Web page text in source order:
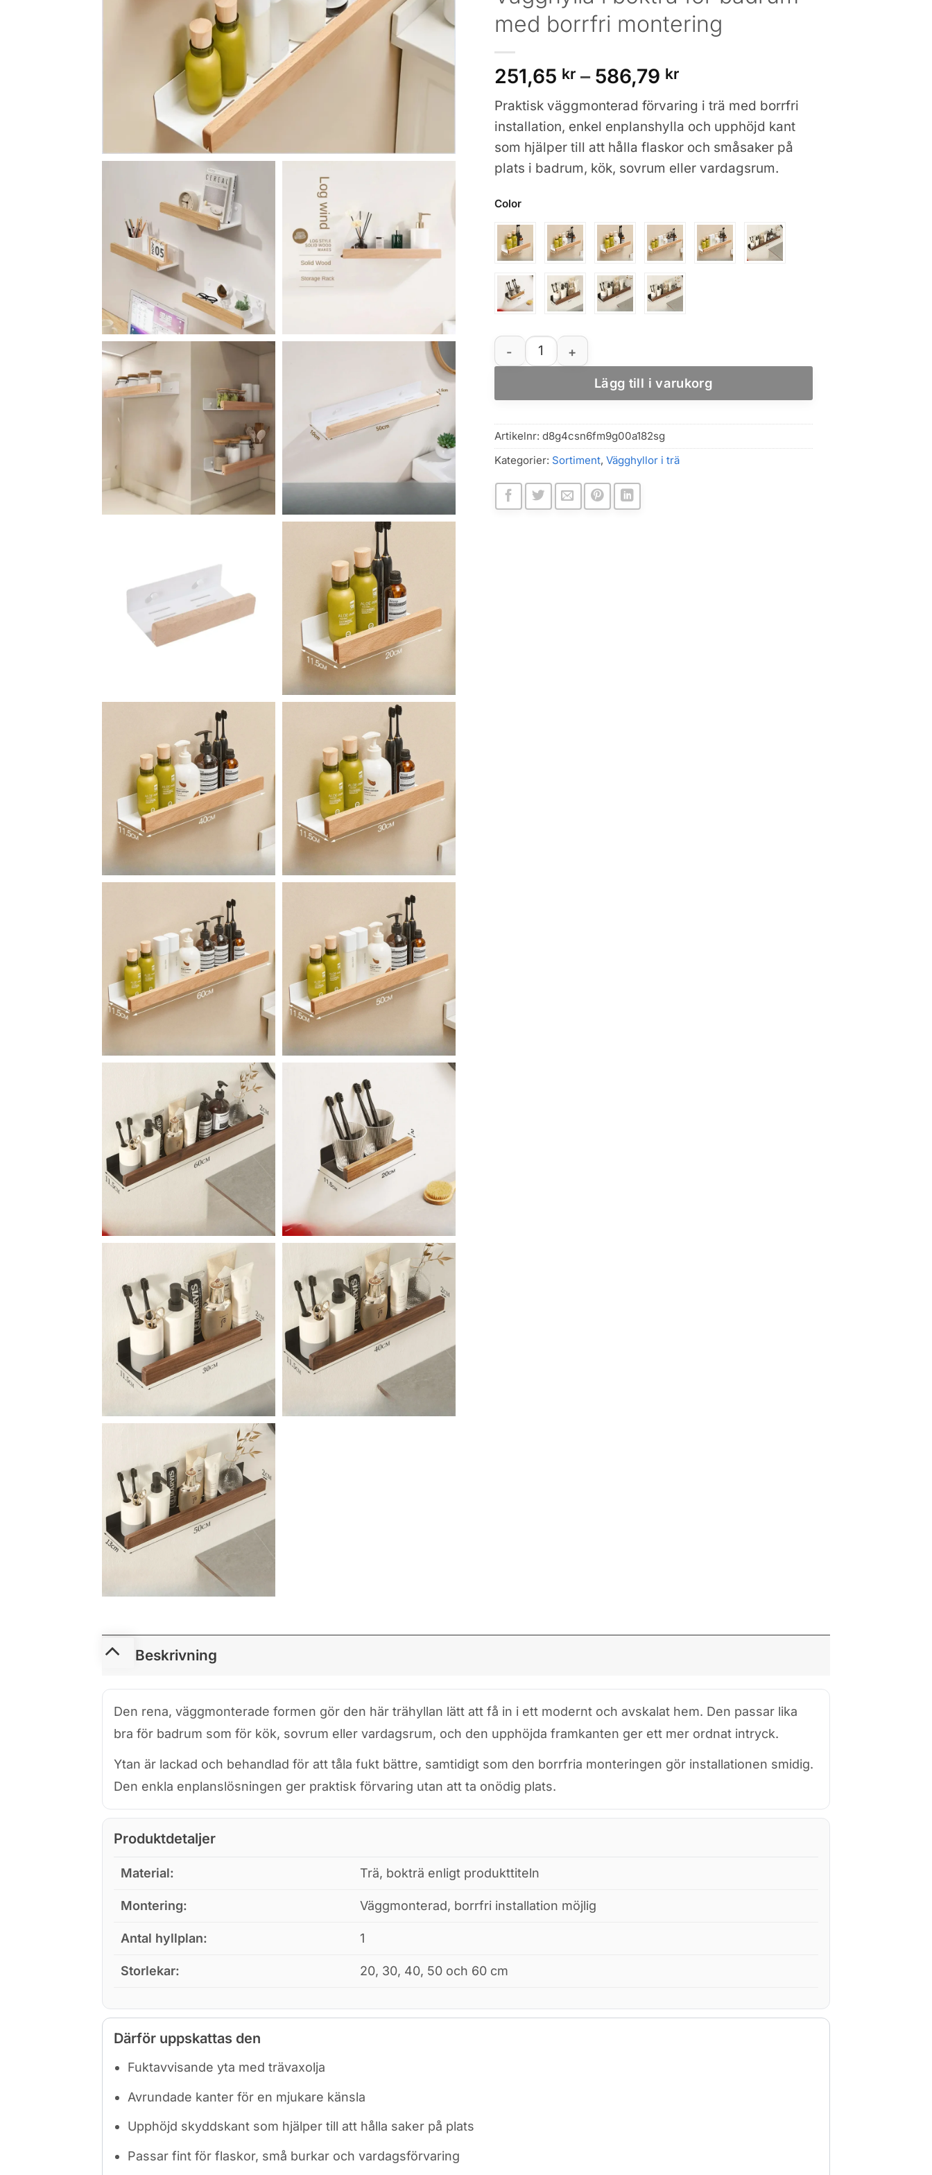
med borrfri montering
251,65 kr – 586,79 krPrisintervall:
251,65 kr
till
586,79 kr
Praktisk väggmonterad förvaring i trä med borrfri
installation, enkel enplanshylla och upphöjd kant
som hjälper till att hålla flaskor och småsaker på
plats i badrum, kök, sovrum eller vardagsrum.
Color
Vägghylla i bokträ för badrum med borrfri montering mängd
Lägg till i varukorg
Artikelnr: d8g4csn6fm9g00a182sg
Kategorier: Sortiment, Vägghyllor i trä
Beskrivning
Den rena, väggmonterade formen gör den här trähyllan lätt att få in i ett modernt och avskalat hem. Den passar lika
bra för badrum som för kök, sovrum eller vardagsrum, och den upphöjda framkanten ger ett mer ordnat intryck.
Ytan är lackad och behandlad för att tåla fukt bättre, samtidigt som den borrfria monteringen gör installationen smidig.
Den enkla enplanslösningen ger praktisk förvaring utan att ta onödig plats.
Produktdetaljer
Material: Trä, bokträ enligt produkttiteln
Montering: Väggmonterad, borrfri installation möjlig
Antal hyllplan: 1
Storlekar: 20, 30, 40, 50 och 60 cm
Därför uppskattas den
Fuktavvisande yta med trävaxolja
Avrundade kanter för en mjukare känsla
Upphöjd skyddskant som hjälper till att hålla saker på plats
Passar fint för flaskor, små burkar och vardagsförvaring